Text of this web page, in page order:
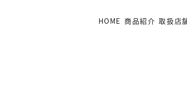
HOME 商品紹介 取扱店